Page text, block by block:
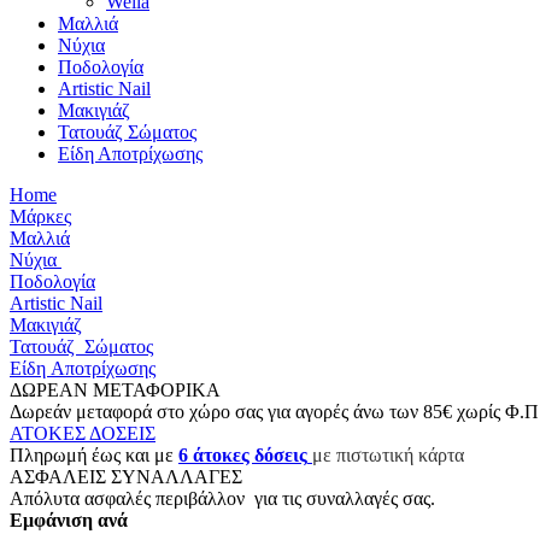
Μαλλιά
Νύχια
Ποδολογία
Artistic Nail
Μακιγιάζ
Τατουάζ Σώματος
Είδη Αποτρίχωσης
Home
Μάρκες
Μαλλιά
Νύχια
Ποδολογία
Artistic Nail
Μακιγιάζ
Τατουάζ Σώματος
Είδη Αποτρίχωσης
ΔΩΡΕΑΝ ΜΕΤΑΦΟΡΙΚΑ
Δωρεάν μεταφορά στο χώρο σας για αγορές άνω των 85€ χωρίς
ΑΤΟΚΕΣ ΔΟΣΕΙΣ
Πληρωμή έως και με 6 άτοκες δόσεις με πιστωτική κάρτα
ΑΣΦΑΛΕΙΣ ΣΥΝΑΛΛΑΓΕΣ
Aπόλυτα ασφαλές περιβάλλον για τις συναλλαγές σας.
Εμφάνιση ανά